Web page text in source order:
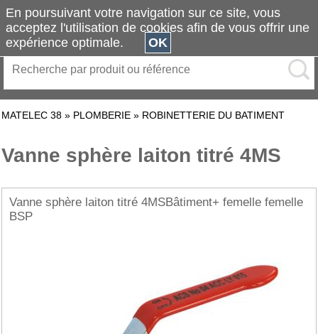
MATELEC 38 » PLOMBERIE » ROBINETTERIE DU BATIMENT
Vanne sphère laiton titré 4MS
Vanne sphère laiton titré 4MSBâtiment+ femelle femelle
BSP
En poursuivant votre navigation sur ce site, vous
acceptez l'utilisation de cookies afin de vous offrir une
expérience optimale.
OK